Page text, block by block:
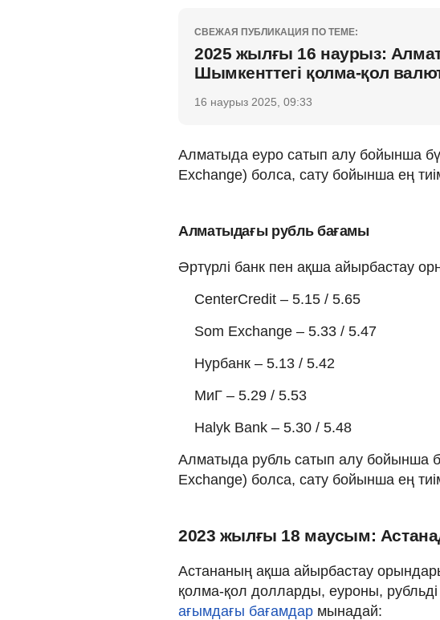
СВЕЖАЯ ПУБЛИКАЦИЯ ПО ТЕМЕ:
2025 жылғы 16 наурыз:
Шымкенттегі қолма-қол
16 наурыз 2025, 09:33
Алматыда еуро сатып алу бойынша
Exchange) болса, сату бойынша ең
Алматыдағы рубль бағамы
Әртүрлі банк пен ақша айырбастау
CenterCredit – 5.15 / 5.65
Som Exchange – 5.33 / 5.47
Нурбанк – 5.13 / 5.42
МиГ – 5.29 / 5.53
Halyk Bank – 5.30 / 5.48
Алматыда рубль сатып алу бойынша
Exchange) болса, сату бойынша ең
2023 жылғы 18 маусым:
Астананың ақша айырбастау
қолма-қол долларды, еуроны,
ағымдағы бағамдар мынадай: